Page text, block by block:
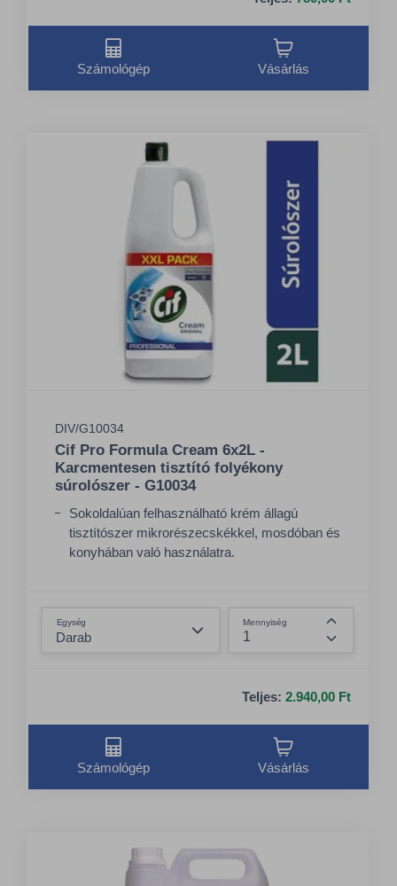
Számológép Vásárlás
DIV/G10034
Cif Pro Formula Cream 6x2L -
Karcmentesen tisztító folyékony
súrolószer - G10034
Sokoldalúan felhasználható krém állagú
tisztítószer mikrorészecskékkel, mosdóban és
konyhában való használatra.
szennyeződések, szappanhab és víznyomok
ellen.
Egység Mennyiség
Összeg
Teljes: 2.940,00 Ft
Számológép Vásárlás